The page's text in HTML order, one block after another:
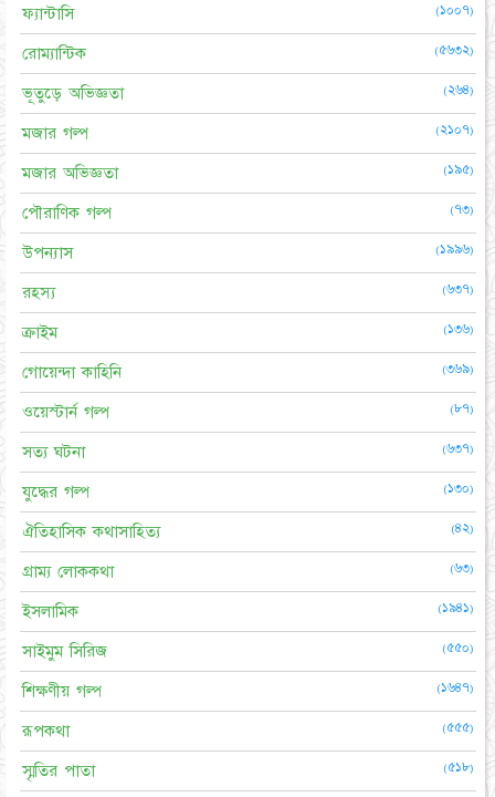
ফ্যান্টাসি (১০০৭)
রোম্যান্টিক (৫৬৩২)
ভূতুড়ে অভিজ্ঞতা (২৬৪)
মজার গল্প (২১০৭)
মজার অভিজ্ঞতা (১৯৫)
পৌরাণিক গল্প (৭৩)
উপন্যাস (১৯৯৬)
রহস্য (৬৩৭)
ক্রাইম (১৩৬)
গোয়েন্দা কাহিনি (৩৬৯)
ওয়েস্টার্ন গল্প (৮৭)
সত্য ঘটনা (৬৩৭)
যুদ্ধের গল্প (১৩০)
ঐতিহাসিক কথাসাহিত্য (৪২)
গ্রাম্য লোককথা (৬৩)
ইসলামিক (১৯৪১)
সাইমুম সিরিজ (৫৫০)
শিক্ষণীয় গল্প (১৬৪৭)
রূপকথা (৫৫৫)
স্মৃতির পাতা (৫১৮)